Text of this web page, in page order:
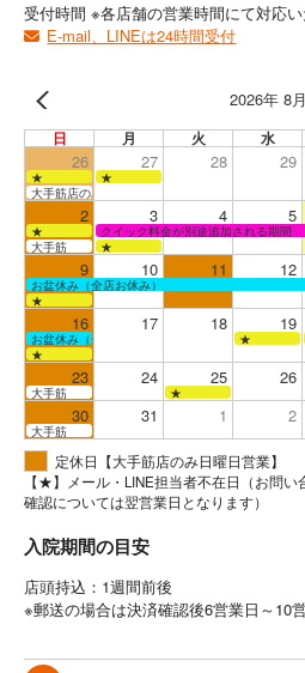
受付時間 ※各店舗の営業時間にて対応い
E-mail、LINEは24時間受付
2026年 8月
日 月 火 水
26 27 28 29
★ ★
大手筋店のみ営業
2 3 4 5
★
クイック料金が別途追加される期間
大手筋
★
9 10 11 12
お盆休み（全店お休み）
★
16 17 18 19
お盆休み（全店お休み） ★
★
23 24 25 26
大手筋 ★
30 31 1 2
大手筋
定休日【大手筋店
【★】メール・LINE担当者不在日（お問
確認については翌営業日となります）
入院期間の目安
店頭持込：1週間前後
※郵送の場合は決済確認後6営業日～10